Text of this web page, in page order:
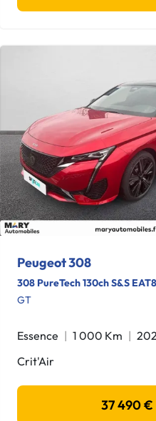
Peugeot 308
308 PureTech 130ch S&S EAT8
GT
Essence 1 000 Km
Crit'Air
37 490 €